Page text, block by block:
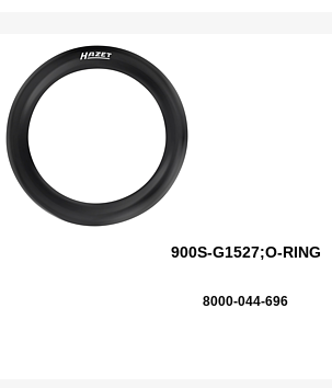
900S-G1527;O-RING
8000-044-696